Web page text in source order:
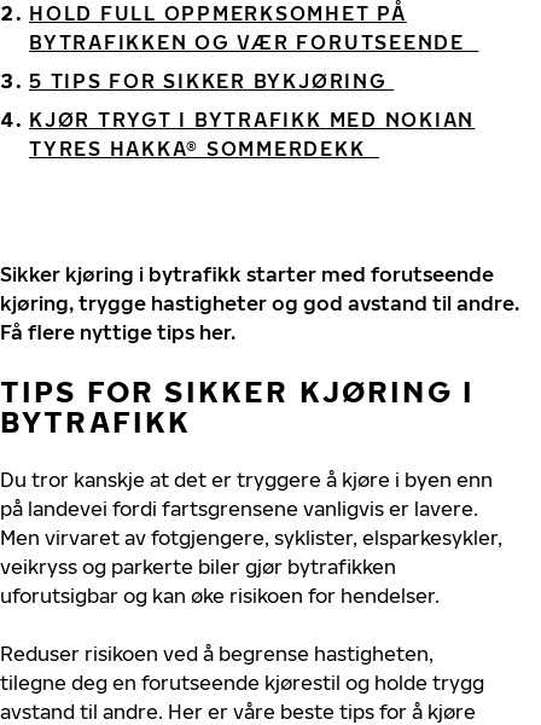
HOLD FULL OPPMERKSOMHET PÅ
BYTRAFIKKEN OG VÆR FORUTSEENDE
5 TIPS FOR SIKKER BYKJØRING
KJØR TRYGT I BYTRAFIKK MED NOKIAN
TYRES HAKKA® SOMMERDEKK
Sikker kjøring i bytrafikk starter med forutseende
kjøring, trygge hastigheter og god avstand til andre.
Få flere nyttige tips her.
TIPS FORSIKKER KJØRING I
BYTRAFIKK
Du tror kanskje at det er tryggere å kjøre i byen enn
på landevei fordi fartsgrensene vanligvis er lavere.
Men virvaret av fotgjengere, syklister, elsparkesykler,
veikryss og parkerte biler gjør bytrafikken
uforutsigbar og kan øke risikoen for hendelser.
Reduser risikoen ved å begrense hastigheten,
tilegne deg en forutseende kjørestil og holde trygg
avstand til andre. Her er våre beste tips for å kjøre